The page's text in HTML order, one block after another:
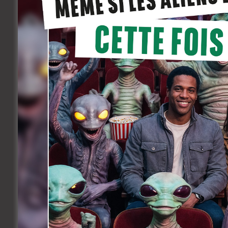
On mentionnera encore que Qualley
solo d’Ethan Coen. Et on sait déjà
gaillard:Go Beavers, encore bien